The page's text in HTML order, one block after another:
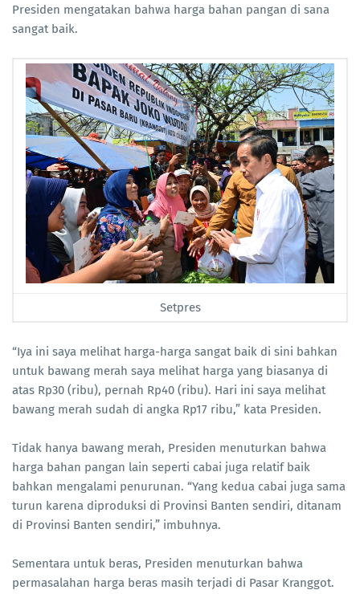
Presiden mengatakan bahwa harga bahan pangan di sana
sangat baik.
Setpres
“Iya ini saya melihat harga-harga sangat baik di sini bahkan
untuk bawang merah saya melihat harga yang biasanya di
atas Rp30 (ribu), pernah Rp40 (ribu). Hari ini saya melihat
bawang merah sudah di angka Rp17 ribu,” kata Presiden.
Tidak hanya bawang merah, Presiden menuturkan bahwa
harga bahan pangan lain seperti cabai juga relatif baik
bahkan mengalami penurunan. “Yang kedua cabai juga sama
turun karena diproduksi di Provinsi Banten sendiri, ditanam
di Provinsi Banten sendiri,” imbuhnya.
Sementara untuk beras, Presiden menuturkan bahwa
permasalahan harga beras masih terjadi di Pasar Kranggot.